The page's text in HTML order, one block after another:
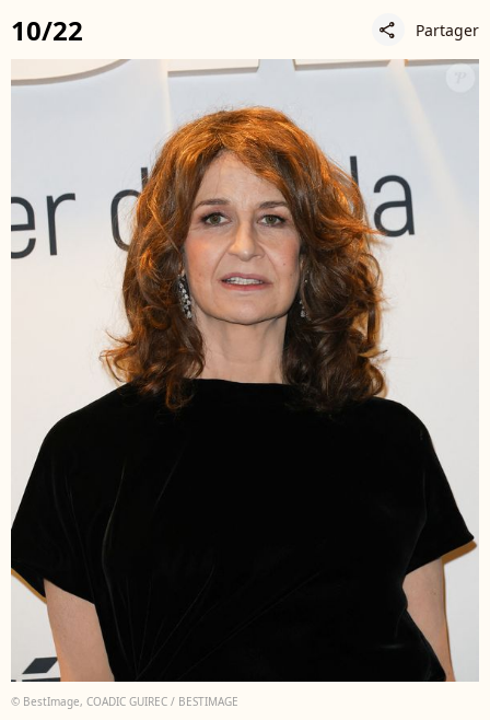
10/22 share Partager
© BestImage, COADIC GUIREC / BESTIMAGE